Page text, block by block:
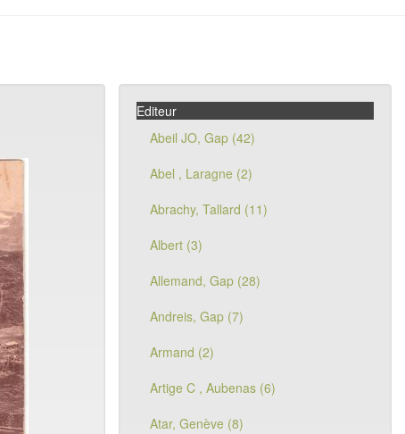
Editeur
Abeil JO, Gap (42)
Abel , Laragne (2)
Abrachy, Tallard (11)
Albert (3)
Allemand, Gap (28)
Andreis, Gap (7)
Armand (2)
Artige C , Aubenas (6)
Atar, Genève (8)